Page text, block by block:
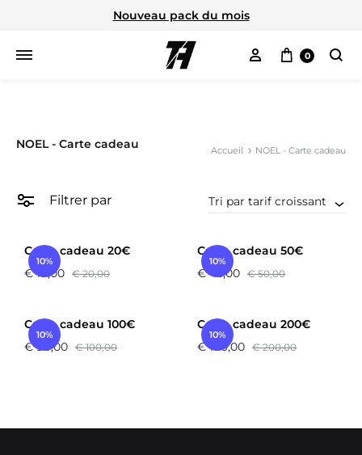
Nouveau pack du mois
Mon compte
Panier
0
NOEL - Carte cadeau Accueil NOEL - Carte cadeau
Filtrer par Tri par tarif croissant
10%
Carte cadeau 20€
€18,00 €20,00
10%
Carte cadeau 50€
€45,00 €50,00
10%
Carte cadeau 100€
€90,00 €100,00
10%
Carte cadeau 200€
€180,00 €200,00